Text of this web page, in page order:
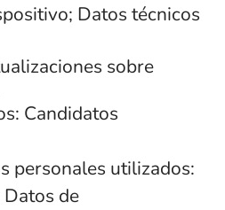
Datos técnicos
sobre
Candidatos
personales utilizados:
de